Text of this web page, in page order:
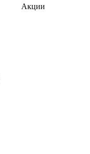
Акции